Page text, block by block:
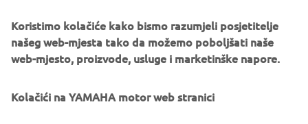
Yet another attractive advantage of the Digital Network
System is the availability of VTS (Variable Trolling Speed).
controlled in simple-to-set 50 rpm steps from 650 to 900 -
Koristimo kolačiće kako bismo razumjeli posjetitelje
našeg web-mjesta tako da možemo poboljšati naše
web-mjesto, proizvode, usluge i marketinške napore.
Kolačići na YAMAHA motor web stranici